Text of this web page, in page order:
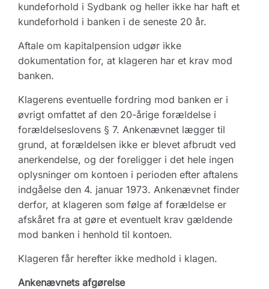
kundeforhold i Sydbank og heller ikke har haft et
kundeforhold i banken i de seneste 20 år.
Aftale om kapitalpension udgør ikke
dokumentation for, at klageren har et krav mod
banken.
Klagerens eventuelle fordring mod banken er i
øvrigt omfattet af den 20-årige forældelse i
forældelseslovens § 7. Ankenævnet lægger til
grund, at forældelsen ikke er blevet afbrudt ved
anerkendelse, og der foreligger i det hele ingen
oplysninger om kontoen i perioden efter aftalens
indgåelse den 4. januar 1973. Ankenævnet finder
derfor, at klageren som følge af forældelse er
afskåret fra at gøre et eventuelt krav gældende
mod banken i henhold til kontoen.
Klageren får herefter ikke medhold i klagen.
Ankenævnets afgørelse